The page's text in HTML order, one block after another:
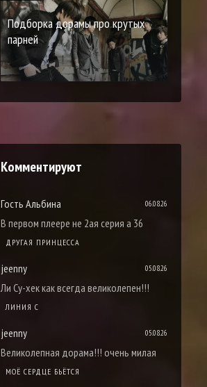
Подборка дорамы про крутых
парней
Комментируют
Гость Альбина 06.08.26
В первом плеере не 2ая серия а 36
ДРУГАЯ ПРИНЦЕССА
jeenny 05.08.26
Ли Су-хек как всегда великолепен!!!
ЛИНИЯ С
jeenny 05.08.26
Великолепная дорама!!! очень милая
МОЁ СЕРДЦЕ БЬЁТСЯ